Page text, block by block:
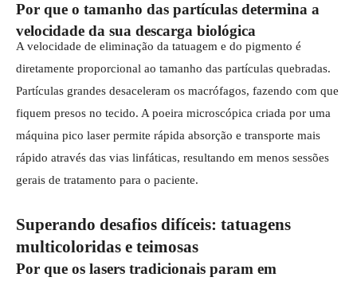
Por que o tamanho das partículas determina a
velocidade da sua descarga biológica
A velocidade de eliminação da tatuagem e do pigmento é
diretamente proporcional ao tamanho das partículas quebradas.
Partículas grandes desaceleram os macrófagos, fazendo com que
fiquem presos no tecido. A poeira microscópica criada por uma
máquina pico laser permite rápida absorção e transporte mais
rápido através das vias linfáticas, resultando em menos sessões
gerais de tratamento para o paciente.
Superando desafios difíceis: tatuagens
multicoloridas e teimosas
Por que os lasers tradicionais param em